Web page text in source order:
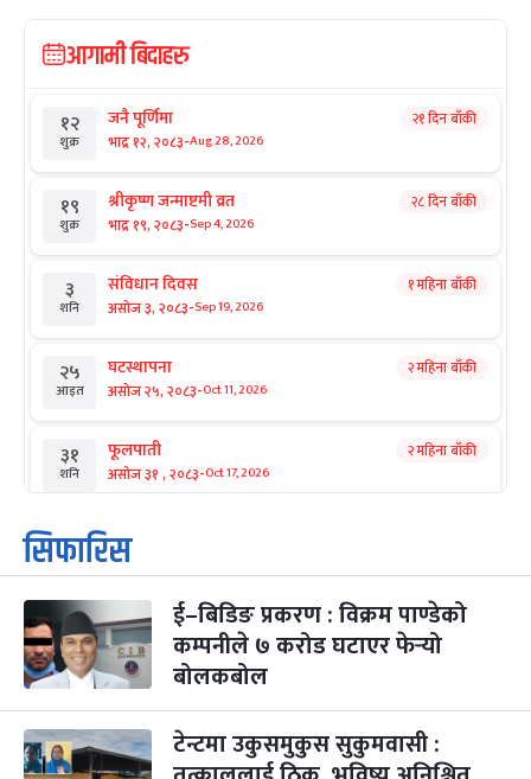
आगामी बिदाहरु
१२
शुक्र
जनै पूर्णिमा
भाद्र १२, २०८३-Aug 28, 2026
२१ दिन बाँकी
१९
शुक्र
श्रीकृष्ण जन्माष्टमी व्रत
भाद्र १९, २०८३-Sep 4, 2026
२८ दिन बाँकी
३
शनि
संविधान दिवस
असोज ३, २०८३-Sep 19, 2026
१ महिना बाँकी
२५
आइत
घटस्थापना
असोज २५, २०८३-Oct 11, 2026
२ महिना बाँकी
३१
शनि
फूलपाती
असोज ३१ , २०८३-Oct 17, 2026
२ महिना बाँकी
१
आइत
कार्तिक सङ्क्रान्ति
कार्तिक १, २०८३
३
मंगल
महानवमी
कार्तिक ३, २०८३-Oct 20, 2026
२ महिना बाँकी
४
सिफारिस
ई–बिडिङ प्रकरण : विक्रम पाण्डेको
कम्पनीले ७ करोड घटाएर फेर्‍यो
बोलकबोल
टेन्टमा उकुसमुकुस सुकुमवासी :